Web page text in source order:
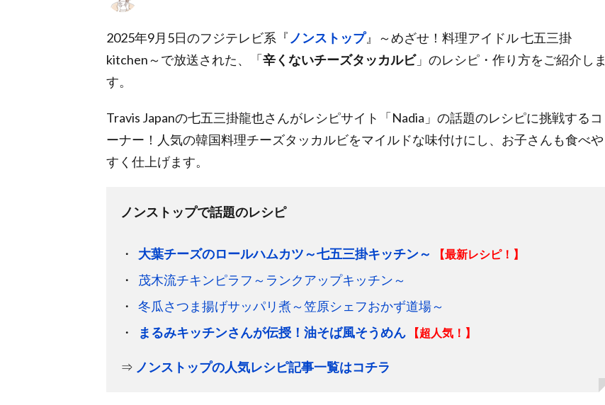
2025年9月5日のフジテレビ系『 ノンストップ』～めざせ！料理アイドル 七五三掛
kitchen～で放送された、「辛くないチーズタッカルビ」のレシピ・作り方をご紹介しま
す。
Travis Japanの七五三掛龍也さんがレシピサイト「Nadia」の話題のレシピに挑戦するコ
ーナー！人気の韓国料理チーズタッカルビをマイルドな味付けにし、お子さんも食べや
すく仕上げます。
ノンストップで話題のレシピ
大葉チーズのロールハムカツ～七五三掛キッチン～ 【最新レシピ！】
茂木流チキンピラフ～ランクアップキッチン～
冬瓜さつま揚げサッパリ煮～笠原シェフおかず道場～
まるみキッチンさんが伝授！油そば風そうめん
【超人気！】
⇒ ノンストップの人気レシピ記事一覧はコチラ